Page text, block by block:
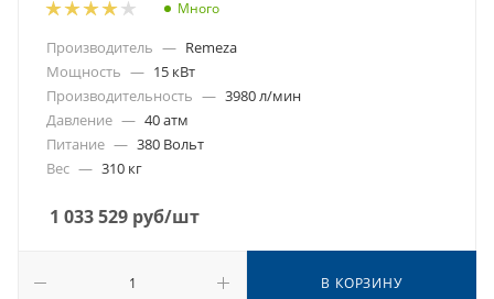
Много
Производитель — Remeza
Мощность — 15 кВт
Производительность — 3980 л/мин
Давление — 40 атм
Питание — 380 Вольт
Вес — 310 кг
1 033 529 руб/шт
В КОРЗИНУ